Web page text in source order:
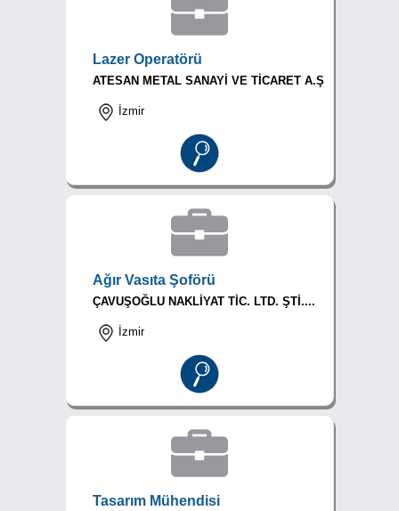
Lazer Operatörü
ATESAN METAL SANAYİ VE TİCARET A.Ş
İzmir
Ağır Vasıta Şoförü
ÇAVUŞOĞLU NAKLİYAT TİC. LTD. ŞTİ....
İzmir
Tasarım Mühendisi